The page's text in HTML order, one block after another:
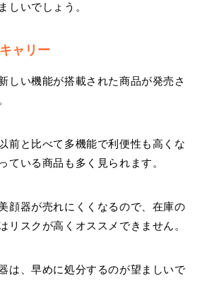
しいでしょう。
ャリー
しい機能が搭載された商品が発売さ
前と比べて多機能で利便性も高くな
ている商品も多く見られます。
顔器が売れにくくなるので、在庫の
リスクが高くオススメできません。
は、早めに処分するのが望ましいで